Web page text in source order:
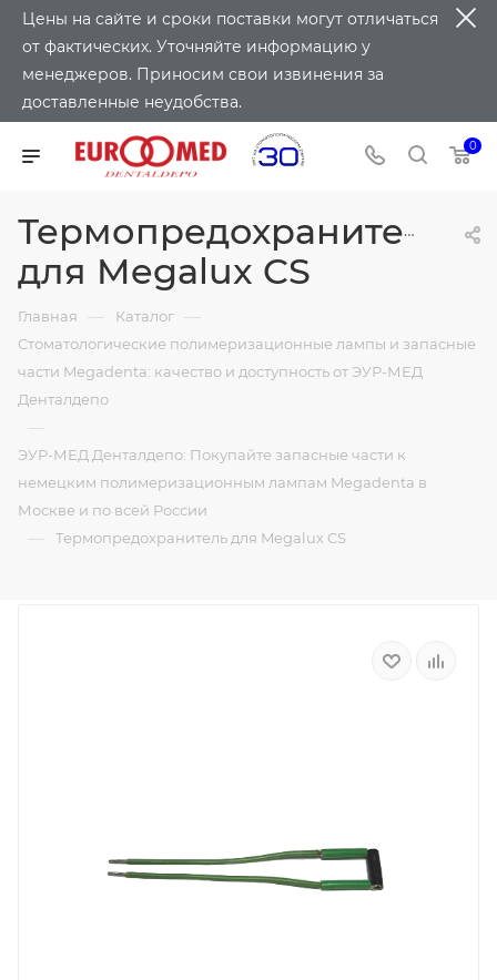
Цены на сайте и сроки поставки могут отличаться
от фактических. Уточняйте информацию у
менеджеров. Приносим свои извинения за
доставленные неудобства.
0
Термопредохранитель
для Megalux CS
Главная — Каталог —
Стоматологические полимеризационные лампы и запасные
части Megadenta: качество и доступность от ЭУР-МЕД
Денталдепо
—
ЭУР-МЕД Денталдепо: Покупайте запасные части к
немецким полимеризационным лампам Megadenta в
Москве и по всей России
— Термопредохранитель для Megalux CS